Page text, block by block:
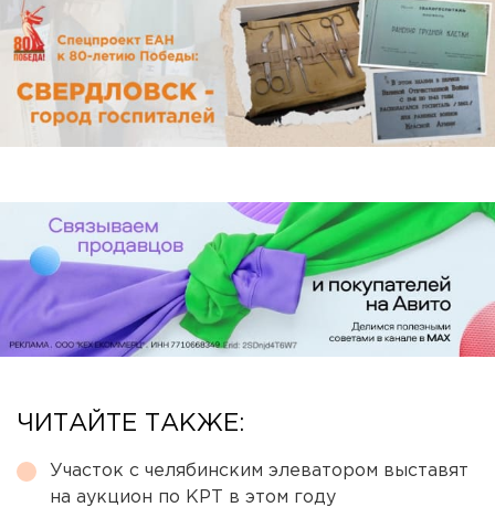
ЧИТАЙТЕ ТАКЖЕ:
Участок с челябинским элеватором выставят
на аукцион по КРТ в этом году